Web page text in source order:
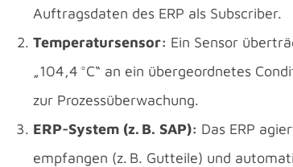
Auftragsdaten des ERP als Subscriber.
Temperatursensor: Ein Sensor
„104,4 °C“ an ein übergeordnetes
zur Prozessüberwachung.
ERP-System (z. B. SAP): Das ERP
empfangen (z. B. Gutteile) und